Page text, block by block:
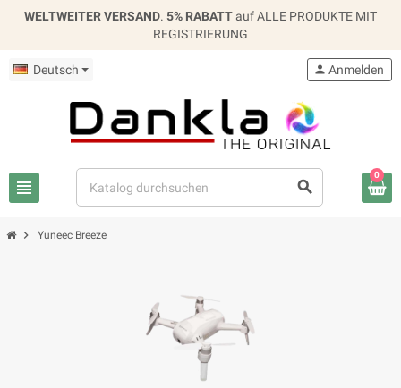
WELTWEITER VERSAND. 5% RABATTauf ALLE PRODUKTE MIT
REGISTRIERUNG
Deutsch
view_headline search
person Anmelden
0
chevron_right Yuneec Breeze